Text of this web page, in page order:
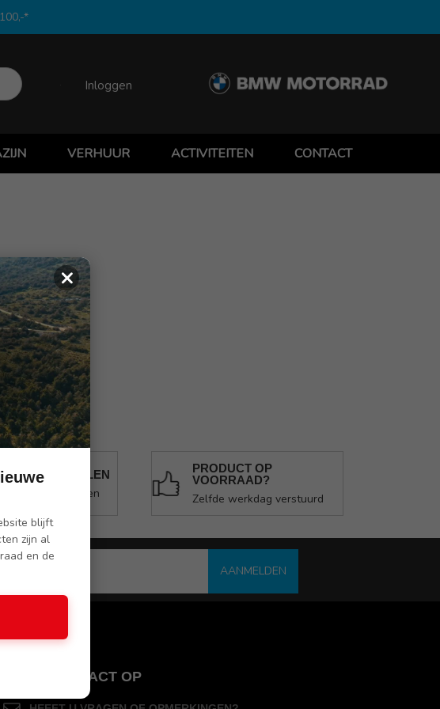
*
Inloggen
VERHUUR ACTIVITEITEN CONTACT
ONLINE BETALEN
online bestellen
PRODUCT OP
VOORRAAD?
Zelfde werkdag verstuurd
AANMELDEN
NEEM CONTACT OP
×
blijft
zijn al
en de